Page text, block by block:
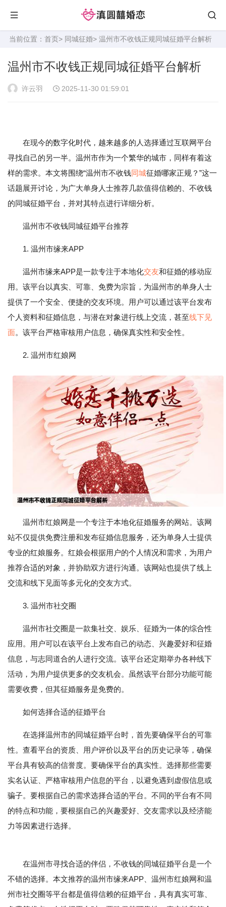
当前位置： 首页> 同城征婚> 温州市不收钱正规同城征婚平台解析
温州市不收钱正规同城征婚平台解析
许云羽 2025-11-30 01:59:01
在现今的数字化时代，越来越多的人选择通过互联网平台
寻找自己的另一半。温州市作为一个繁华的城市，同样有着这
样的需求。本文将围绕“温州市不收钱同城征婚哪家正规？”这一
话题展开讨论，为广大单身人士推荐几款值得信赖的、不收钱
的同城征婚平台，并对其特点进行详细分析。
温州市不收钱同城征婚平台推荐
1. 温州市缘来APP
温州市缘来APP是一款专注于本地化交友和征婚的移动应
用。该平台以真实、可靠、免费为宗旨，为温州市的单身人士
提供了一个安全、便捷的交友环境。用户可以通过该平台发布
个人资料和征婚信息，与潜在对象进行线上交流，甚至线下见
面。该平台严格审核用户信息，确保真实性和安全性。
2. 温州市红娘网
温州市红娘网是一个专注于本地化征婚服务的网站。该网
站不仅提供免费注册和发布征婚信息服务，还为单身人士提供
专业的红娘服务。红娘会根据用户的个人情况和需求，为用户
推荐合适的对象，并协助双方进行沟通。该网站也提供了线上
交流和线下见面等多元化的交友方式。
3. 温州市社交圈
温州市社交圈是一款集社交、娱乐、征婚为一体的综合性
应用。用户可以在该平台上发布自己的动态、兴趣爱好和征婚
信息，与志同道合的人进行交流。该平台还定期举办各种线下
活动，为用户提供更多的交友机会。虽然该平台部分功能可能
需要收费，但其征婚服务是免费的。
如何选择合适的征婚平台
在选择温州市的同城征婚平台时，首先要确保平台的可靠
性。查看平台的资质、用户评价以及平台的历史记录等，确保
平台具有较高的信誉度。要确保平台的真实性。选择那些需要
实名认证、严格审核用户信息的平台，以避免遇到虚假信息或
骗子。要根据自己的需求选择合适的平台。不同的平台有不同
的特点和功能，要根据自己的兴趣爱好、交友需求以及经济能
力等因素进行选择。
在温州市寻找合适的伴侣，不收钱的同城征婚平台是一个
不错的选择。本文推荐的温州市缘来APP、温州市红娘网和温
州市社交圈等平台都是值得信赖的征婚平台，具有真实可靠、